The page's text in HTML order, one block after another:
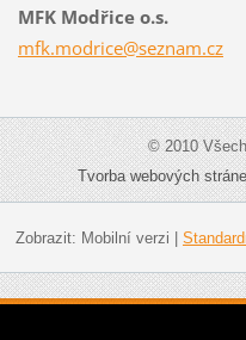
MFK Modřice o.s.
mfk.modrice@seznam.cz
© 2010
Tvorba webových
Zobrazit: Mobilní verzi